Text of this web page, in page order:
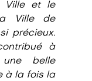
Ville et le
Ville de
précieux.
à
belle
à la fois la